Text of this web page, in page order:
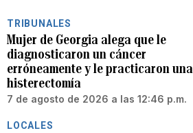
TRIBUNALES
Mujer de Georgia alega que le
diagnosticaron un cáncer
erróneamente y le practicaron una
histerectomía
7 de agosto de 2026 a las 12:46 p.m.
LOCALES